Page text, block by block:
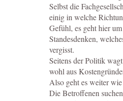
Selbst die
einig in welche
Gefühl, es geht hier
Standesdenken,
vergisst.
Seitens der Politik
wohl aus
Also geht es weiter wie
Die Betroffenen